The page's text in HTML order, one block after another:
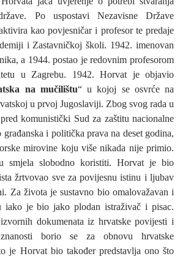
Po uspostavi Nezavisne Države
kao povjesničar i profesor te predaje
i Zastavničkoj školi. 1942. imenovan
a 1944. postao je redovnim profesorom
u Zagrebu. 1942. Horvat je objavio
na mučilištu“ u kojoj se osvrće na
u prvoj Jugoslaviji. Zbog svog rada u
komunistički Sud za zaštitu nacionalne
i politička prava na deset godina,
mirovine koju više nikada nije primio.
smjela slobodno koristiti. Horvat je bio
žrtvovao sve za povijesnu istinu i ljubav
Za života je sustavno bio omalovažavan i
iako je bio jako plodan istraživač i pisac.
dokumenata iz hrvatske povijesti i
borio se za obnovu hrvatske
je Horvat bio također predstavlja ono što